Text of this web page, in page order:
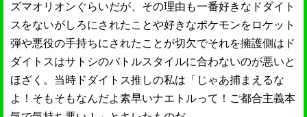
ズマオリオンぐらいだが、その理由も一番好きなドダイト
スをないがしろにされたことや好きなポケモンをロケット
弾や悪役の手持ちにされたことが切欠でそれを擁護側はド
ダイトスはサトシのバトルスタイルに合わないのが悪いと
ほざく。当時ドダイトス推しの私は「じゃあ捕まえるな
よ！そもそもなんだよ素早いナエトルって！ご都合主義本